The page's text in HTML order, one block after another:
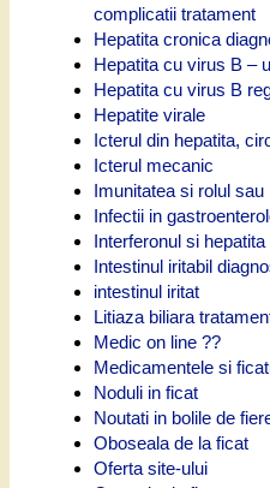
complicatii tratament
Hepatita cronica
Hepatita cu virus B –
Hepatita cu virus B
Hepatite virale
Icterul din hepatita,
Icterul mecanic
Imunitatea si rolul sau
Infectii in
Interferonul si
Intestinul iritabil
intestinul iritat
Litiaza biliara
Medic on line ??
Medicamentele si
Noduli in ficat
Noutati in bolile de
Oboseala de la ficat
Oferta site-ului